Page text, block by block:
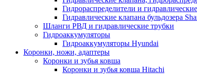
Гидрораспределители и
Гидравлические клапана бульдозера
Шланги РВД и гидравлические трубки
Гидроаккумуляторы
Гидроаккумуляторы Hyundai
Коронки, ножи, адаптеры
Коронки и зубья ковша
Коронки и зубья ковша Hitachi